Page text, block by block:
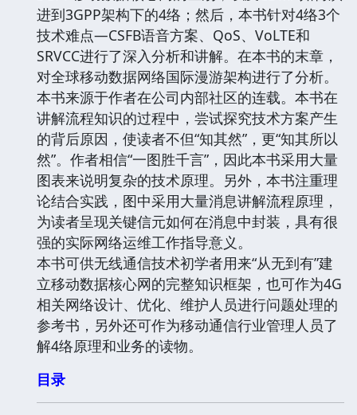
进到3GPP架构下的4络；然后，本书针对4络3个
技术难点―CSFB语音方案、QoS、VoLTE和
SRVCC进行了深入分析和讲解。在本书的末章，
对全球移动数据网络国际漫游架构进行了分析。
本书来源于作者在公司内部社区的连载。本书在
讲解流程知识的过程中，尝试探究技术方案产生
的背后原因，使读者不但“知其然”，更“知其所以
然”。作者相信“一图胜千言”，因此本书采用大量
图表来说明复杂的技术原理。另外，本书注重理
论结合实践，图中采用大量消息讲解流程原理，
为读者呈现关键信元如何在消息中封装，具有很
强的实际网络运维工作指导意义。
本书可供无线通信技术初学者用来“从无到有”建
立移动数据核心网的完整知识框架，也可作为4G
相关网络设计、优化、维护人员进行问题处理的
参考书，另外还可作为移动通信行业管理人员了
解4络原理和业务的读物。
目录